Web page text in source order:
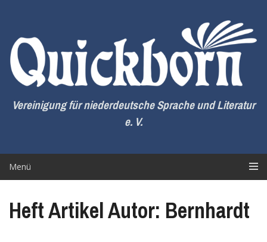
springen
Vereinigung für niederdeutsche Sprache und Literatur
e. V.
Menü
Heft Artikel Autor: Bernhardt